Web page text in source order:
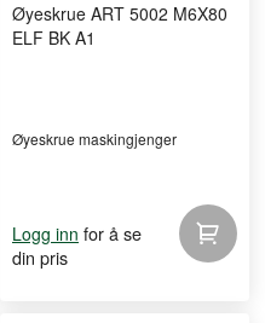
Øyeskrue ART 5002 M6X80
ELF BK A1
Øyeskrue maskingjenger
Logg inn for å se
din pris